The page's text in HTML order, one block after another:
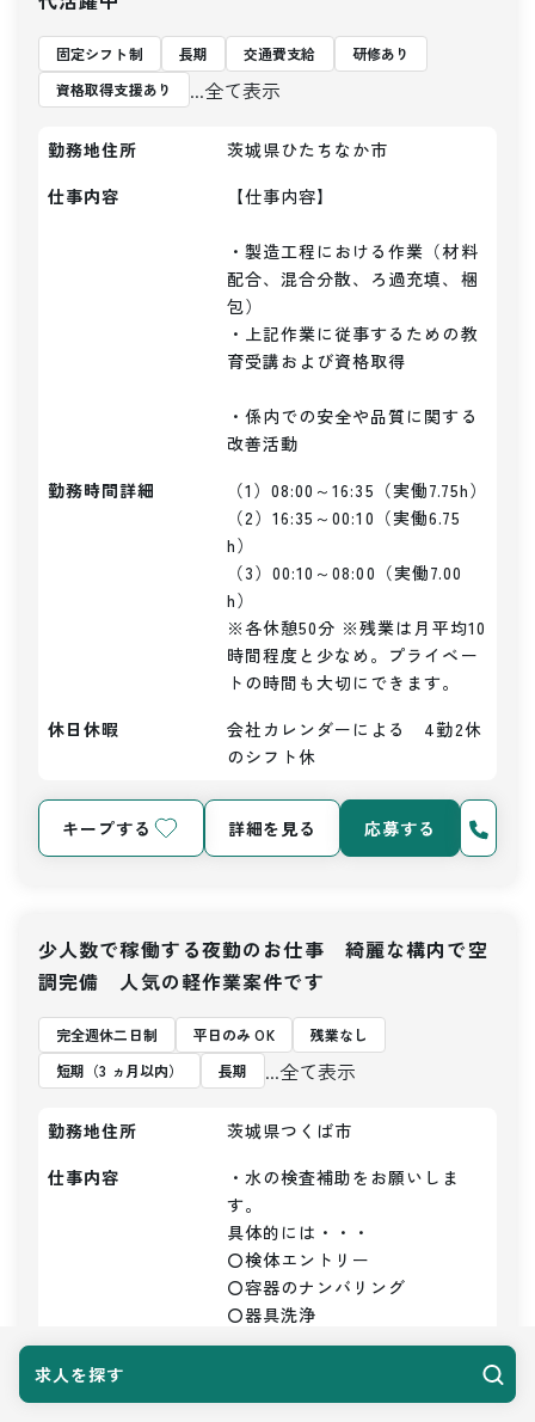
求人を探す
固定シフト制 長期 交通費支給
研修あり
資格取得支援あり
...全て表示
勤務地住所
茨城県ひたちなか市
仕事内容
【仕事内容】
・製造工程における作業（材料
配合、混合分散、ろ過充填、梱
包）
・上記作業に従事するための教
育受講および資格取得
・係内での安全や品質に関する
改善活動
勤務時間詳細
（1）08:00～16:35（実働7.75h）
（2）16:35～00:10（実働6.75
h）
（3）00:10～08:00（実働7.00
h）
※各休憩50分 ※残業は月平均10
時間程度と少なめ。プライベー
トの時間も大切にできます。
休日休暇
会社カレンダーによる　4勤2休
のシフト休
キープする 詳細を見る 応募する
少人数で稼働する夜勤のお仕事 綺麗な構内で空
調完備 人気の軽作業案件です
完全週休二日制 平日のみ OK
残業なし
短期（3 ヵ月以内）
長期 ...全て表示
勤務地住所
茨城県つくば市
仕事内容
・水の検査補助をお願いしま
す。
具体的には・・・
〇検体エントリー
〇容器のナンバリング
〇器具洗浄
〇かたずけ